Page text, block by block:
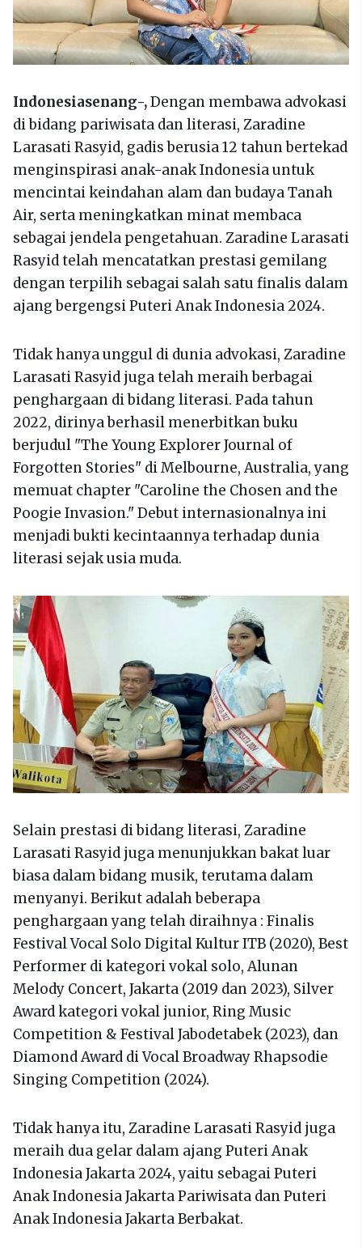
Indonesiasenang-,Dengan membawa advokasi
di bidang pariwisata dan literasi, Zaradine
Larasati Rasyid, gadis berusia 12 tahun bertekad
menginspirasi anak-anak Indonesia untuk
mencintai keindahan alam dan budaya Tanah
Air, serta meningkatkan minat membaca
sebagai jendela pengetahuan. Zaradine Larasati
Rasyid telah mencatatkan prestasi gemilang
dengan terpilih sebagai salah satu finalis dalam
ajang bergengsi Puteri Anak Indonesia 2024.
Tidak hanya unggul di dunia advokasi, Zaradine
Larasati Rasyid juga telah meraih berbagai
penghargaan di bidang literasi. Pada tahun
2022, dirinya berhasil menerbitkan buku
berjudul "The Young Explorer Journal of
Forgotten Stories" di Melbourne, Australia, yang
memuat chapter "Caroline the Chosen and the
Poogie Invasion." Debut internasionalnya ini
menjadi bukti kecintaannya terhadap dunia
literasi sejak usia muda.
Selain prestasi di bidang literasi, Zaradine
Larasati Rasyid juga menunjukkan bakat luar
biasa dalam bidang musik, terutama dalam
menyanyi. Berikut adalah beberapa
penghargaan yang telah diraihnya : Finalis
Festival Vocal Solo Digital Kultur ITB (2020), Best
Performer di kategori vokal solo, Alunan
Melody Concert, Jakarta (2019 dan 2023), Silver
Award kategori vokal junior, Ring Music
Competition & Festival Jabodetabek (2023), dan
Diamond Award di Vocal Broadway Rhapsodie
Singing Competition (2024).
Tidak hanya itu, Zaradine Larasati Rasyid juga
meraih dua gelar dalam ajang Puteri Anak
Indonesia Jakarta 2024, yaitu sebagai Puteri
Anak Indonesia Jakarta Pariwisata dan Puteri
Anak Indonesia Jakarta Berbakat.